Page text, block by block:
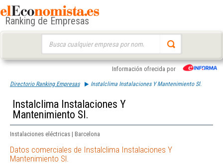
Ranking de Empresas
Información ofrecida por
Directorio Ranking Empresas Instalclima Instalaciones Y Mantenimiento Sl.
Instalclima Instalaciones Y
Mantenimiento Sl.
Instalaciones eléctricas | Barcelona
Datos comerciales de Instalclima Instalaciones Y
Mantenimiento Sl.